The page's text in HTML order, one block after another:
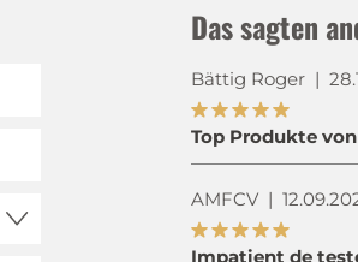
Das sagten
Bättig Roger |
Top Produkte
AMFCV |
Impatient de